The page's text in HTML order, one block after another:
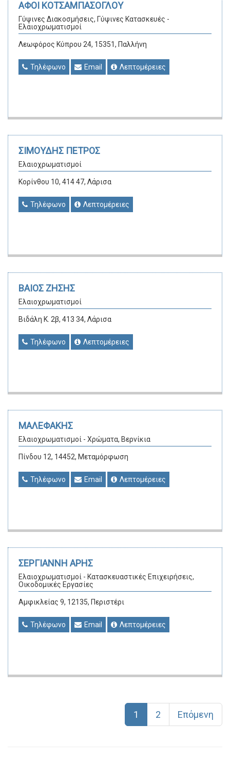
ΑΦΟΙ ΚΟΤΣΑΜΠΑΣΟΓΛΟΥ
Γύψινες Διακοσμήσεις, Γύψινες Κατασκευές -
Ελαιοχρωματισμοί
Λεωφόρος Κύπρου 24, 15351, Παλλήνη
Τηλέφωνο Email Λεπτομέρειες
ΣΙΜΟΥΔΗΣ ΠΕΤΡΟΣ
Ελαιοχρωματισμοί
Κορίνθου 10, 414 47, Λάρισα
Τηλέφωνο Λεπτομέρειες
ΒΑΙΟΣ ΖΗΣΗΣ
Ελαιοχρωματισμοί
Βιδάλη Κ. 2β, 413 34, Λάρισα
Τηλέφωνο Λεπτομέρειες
ΜΑΛΕΦΑΚΗΣ
Ελαιοχρωματισμοί - Χρώματα, Βερνίκια
Πίνδου 12, 14452, Μεταμόρφωση
Τηλέφωνο Email Λεπτομέρειες
ΣΕΡΓΙΑΝΝΗ ΑΡΗΣ
Ελαιοχρωματισμοί - Κατασκευαστικές Επιχειρήσεις,
Οικοδομικές Εργασίες
Αμφικλείας 9, 12135, Περιστέρι
Τηλέφωνο Email Λεπτομέρειες
1 2 Επόμενη